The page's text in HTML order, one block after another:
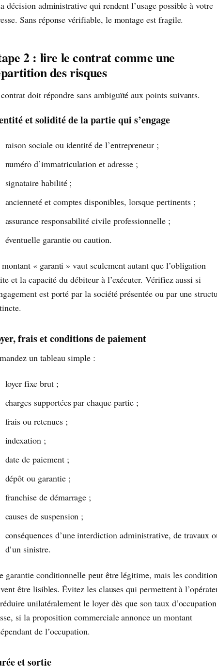
décision administrative qui rendent l’usage possible à votre
Sans réponse vérifiable, le montage est fragile.
2 : lire le contrat comme une
des risques
doit répondre sans ambiguïté aux points suivants.
et solidité de la partie qui s’engage
raison sociale ou identité de l’entrepreneur ;
numéro d’immatriculation et adresse ;
signataire habilité ;
ancienneté et comptes disponibles, lorsque pertinents ;
assurance responsabilité civile professionnelle ;
éventuelle garantie ou caution.
« garanti » vaut seulement autant que l’obligation
et la capacité du débiteur à l’exécuter. Vérifiez aussi si
est porté par la société présentée ou par une
frais et conditions de paiement
un tableau simple :
loyer fixe brut ;
charges supportées par chaque partie ;
frais ou retenues ;
indexation ;
date de paiement ;
dépôt ou garantie ;
franchise de démarrage ;
causes de suspension ;
conséquences d’une interdiction administrative, de travaux
d’un sinistre.
garantie conditionnelle peut être légitime, mais les
être lisibles. Évitez les clauses qui permettent à
unilatéralement le loyer dès que son taux d’occupation
si la proposition commerciale annonce un montant
de l’occupation.
et sortie